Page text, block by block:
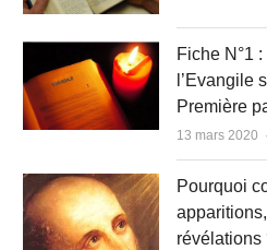
Fiche N°1
l’Evangile
Première
13 mars 2020
Pourquoi
apparitions,
révélations